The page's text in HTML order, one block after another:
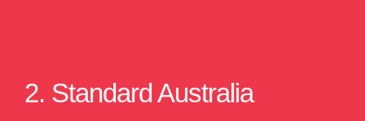
2. Standard Australia